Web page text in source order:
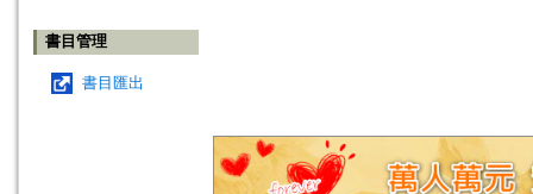
書目管理
書目匯出